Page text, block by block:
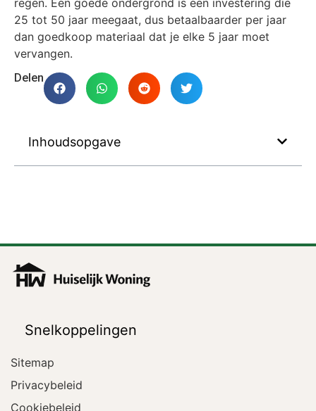
regen. Een goede ondergrond is een investering die
25 tot 50 jaar meegaat, dus betaalbaarder per jaar
dan goedkoop materiaal dat je elke 5 jaar moet
vervangen.
Delen
Inhoudsopgave
Snelkoppelingen
Sitemap
Privacybeleid
Cookiebeleid